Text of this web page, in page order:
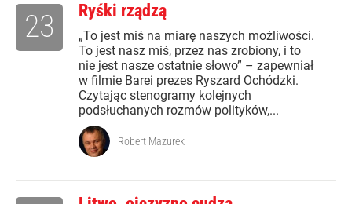
Ryśki rządzą
„To jest miś na miarę naszych możliwości.
To jest nasz miś, przez nas zrobiony, i to
nie jest nasze ostatnie słowo” – zapewniał
w filmie Barei prezes Ryszard Ochódzki.
Czytając stenogramy kolejnych
podsłuchanych rozmów polityków,...
23
Robert Mazurek